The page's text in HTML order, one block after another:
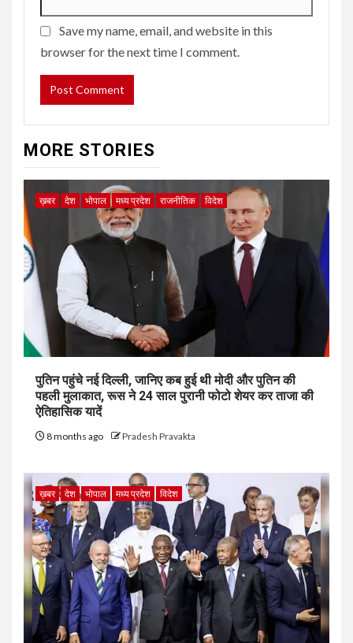
Save my name, email, and website in this
browser for the next time I comment.
MORE STORIES
ख़बर देश भोपाल मध्य प्रदेश राजनीतिक विदेश
पुतिन पहुंचे नई दिल्ली, जानिए कब हुई थी मोदी और पुतिन की
पहली मुलाकात, रूस ने 24 साल पुरानी फोटो शेयर कर ताजा की
ऐतिहासिक यादें
8 months ago Pradesh Pravakta
ख़बर देश भोपाल मध्य प्रदेश विदेश